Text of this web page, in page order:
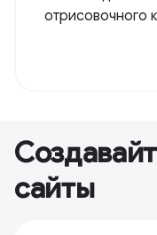
отрисовочного
сайты